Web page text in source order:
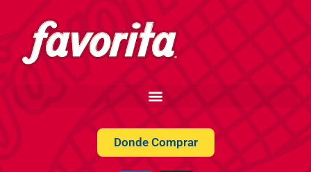
Donde Comprar